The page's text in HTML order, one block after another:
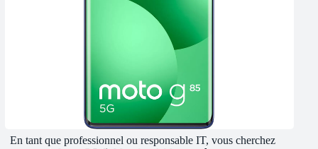
En tant que professionnel ou responsable IT, vous cherchez